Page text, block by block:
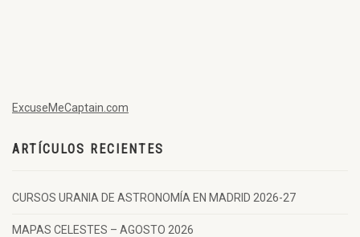
ExcuseMeCaptain.com
ARTÍCULOS RECIENTES
CURSOS URANIA DE ASTRONOMÍA EN MADRID 2026-27
MAPAS CELESTES – AGOSTO 2026